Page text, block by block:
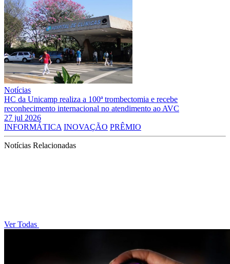
Notícias
HC da Unicamp realiza a 100ª trombectomia e recebe
reconhecimento internacional no atendimento ao AVC
27 jul 2026
INFORMÁTICA INOVAÇÃO PRÊMIO
Notícias Relacionadas
Ver Todas